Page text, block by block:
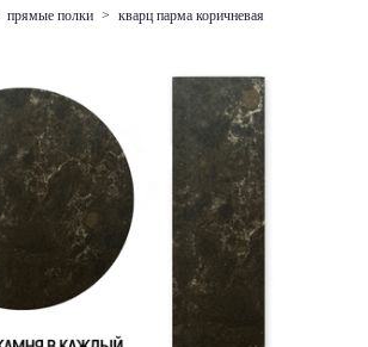
прямые полки > кварц парма коричневая